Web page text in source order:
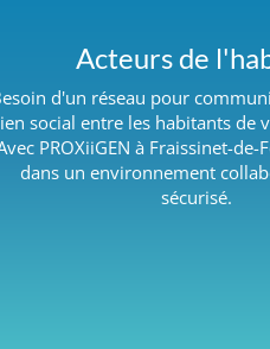
Acteurs de
d'un réseau pour
social entre les habitants de
PROXiiGEN à Fraissinet-
dans un environnement
sécurisé.